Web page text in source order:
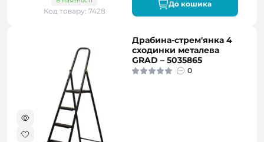
Код товару: 7428
До кошика
Драбина-стрем'янка 4
сходинки металева
GRAD – 5035865
0